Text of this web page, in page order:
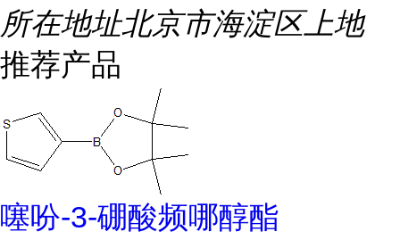
所在地址北京市海淀区上地
推荐产品
噻吩-3-硼酸频哪醇酯